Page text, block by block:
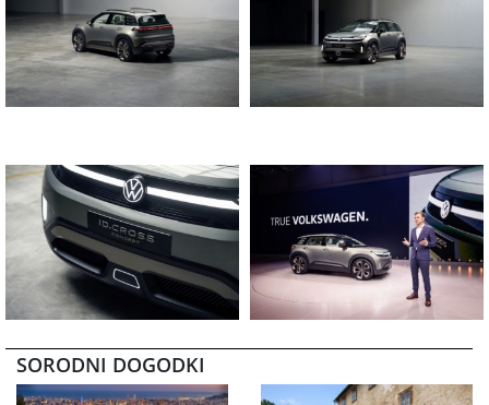
SORODNI DOGODKI